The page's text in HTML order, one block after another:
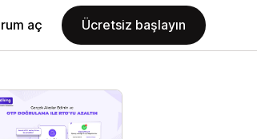
aç Ücretsiz başlayın